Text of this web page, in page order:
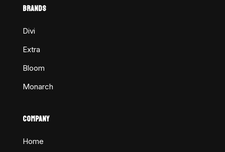
BRANDS
Divi
Extra
Bloom
Monarch
COMPANY
Home